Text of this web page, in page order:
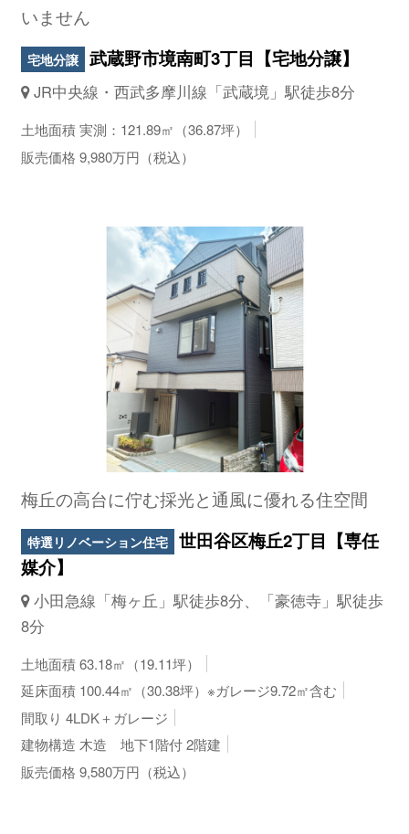
いません
宅地分譲 武蔵野市境南町3丁目【宅地分譲】
JR中央線・西武多摩川線「武蔵境」駅徒歩8分
土地面積 実測：121.89㎡（36.87坪）
販売価格 9,980万円（税込）
梅丘の高台に佇む採光と通風に優れる住空間
特選リノベーション住宅
世田谷区梅丘2丁目【専任
媒介】
小田急線「梅ヶ丘」駅徒歩8分、「豪徳寺」駅徒歩
8分
土地面積 63.18㎡（19.11坪）
延床面積 100.44㎡（30.38坪）※ガレージ9.72㎡含む
間取り 4LDK＋ガレージ
建物構造 木造 地下1階付 2階建
販売価格 9,580万円（税込）